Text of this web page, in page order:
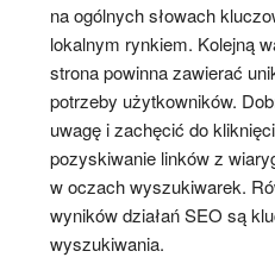
na ogólnych słowach
lokalnym rynkiem. Kolejną
strona powinna zawierać
potrzeby użytkowników.
uwagę i zachęcić do
pozyskiwanie linków z
w oczach wyszukiwarek.
wyników działań SEO są
wyszukiwania.